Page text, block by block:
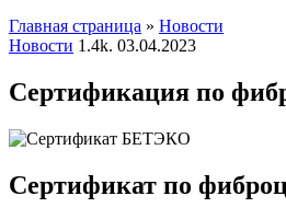
Главная страница » Новости
Новости 1.4k. 03.04.2023
Сертификация по
Сертификат по